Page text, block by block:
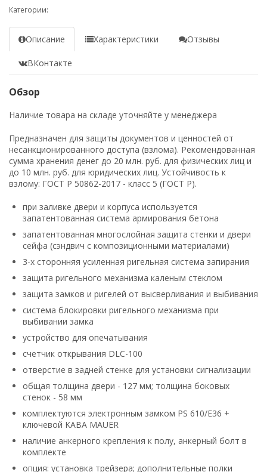
Категории:
Описание Характеристики Отзывы
ВКонтакте
Обзор
Наличие товара на складе уточняйте у менеджера
Предназначен для защиты документов и ценностей от
несанкционированного доступа (взлома). Рекомендованная
сумма хранения денег до 20 млн. руб. для физических лиц и
до 10 млн. руб. для юридических лиц. Устойчивость к
взлому: ГОСТ Р 50862-2017 - класс 5 (ГОСТ Р).
при заливке двери и корпуса используется
запатентованная система армирования бетона
запатентованная многослойная защита стенки и двери
сейфа (сэндвич с композиционными материалами)
3-х сторонняя усиленная ригельная система запирания
защита ригельного механизма каленым стеклом
защита замков и ригелей от высверливания и выбивания
система блокировки ригельного механизма при
выбивании замка
устройство для опечатывания
счетчик открывания DLC-100
отверстие в задней стенке для установки сигнализации
общая толщина двери - 127 мм; толщина боковых
стенок - 58 мм
комплектуются электронным замком PS 610/E36 +
ключевой KABA MAUER
наличие анкерного крепления к полу, анкерный болт в
комплекте
опция: установка трейзера; дополнительные полки